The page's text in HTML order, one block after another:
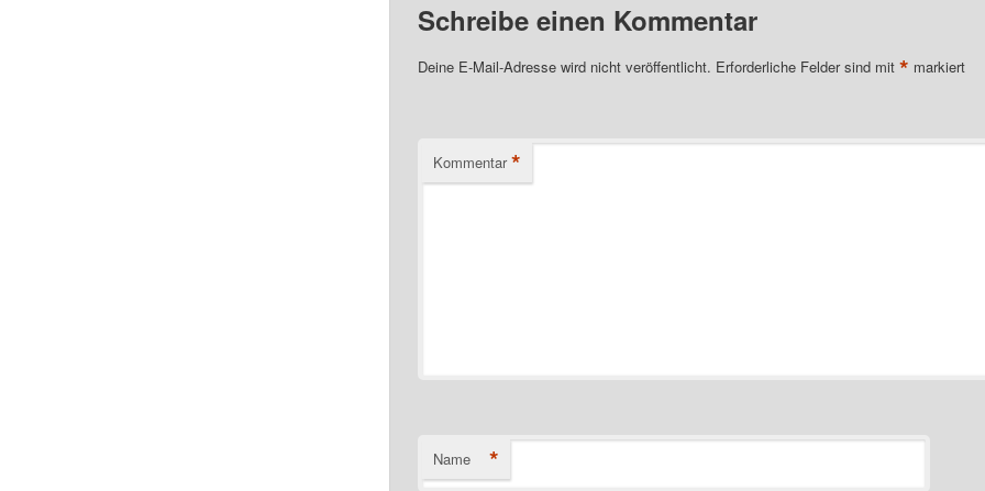
Schreibe einen Kommentar
Deine E-Mail-Adresse wird nicht veröffentlicht. Erforderliche Felder sind mit * markiert
Kommentar *
Name *